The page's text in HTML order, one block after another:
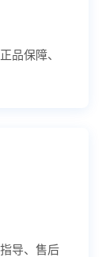
品保障、
导、售后